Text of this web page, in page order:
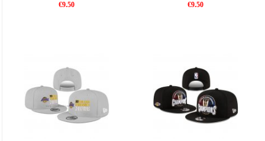
€9.50 €9.50